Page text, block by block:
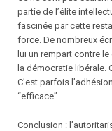
partie de l’élite
fascinée par cette
force. De nombreux
lui un rempart contre
la démocratie libérale.
C’est parfois
“efficace”.
Conclusion :